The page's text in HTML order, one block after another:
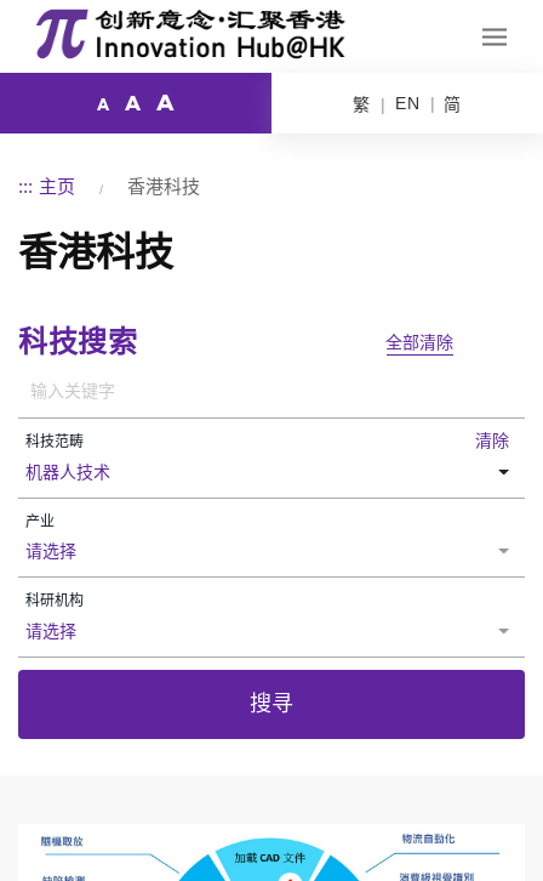
A A A 繁 EN 简
::: 主页 香港科技
香港科技
科技搜索 全部清除
清除
科技范畴
机器人技术
产业
请选择
科研机构
请选择